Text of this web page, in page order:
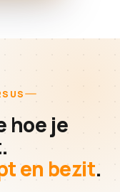
hoe je
en bezit.